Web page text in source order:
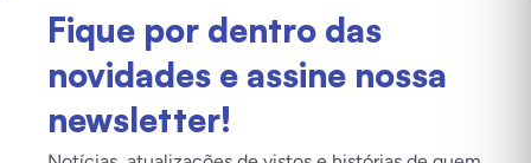
Fique por dentro das
novidades e assine nossa
newsletter!